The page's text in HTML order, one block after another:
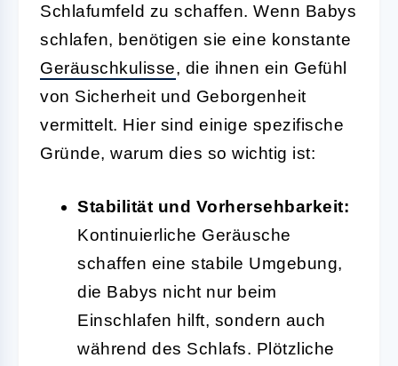
Schlafumfeld zu schaffen. Wenn Babys
schlafen, benötigen sie eine konstante
Geräuschkulisse, die ihnen ein Gefühl
von Sicherheit und Geborgenheit
vermittelt. Hier sind einige spezifische
Gründe, warum dies so wichtig ist:
Stabilität und Vorhersehbarkeit:
Kontinuierliche Geräusche
schaffen eine stabile Umgebung,
die Babys nicht nur beim
Einschlafen hilft, sondern auch
während des Schlafs. Plötzliche